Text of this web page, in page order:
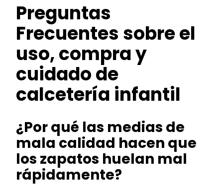
Preguntas
Frecuentes sobre el
uso, compra y
cuidado de
calcetería infantil
¿Por qué las medias de
mala calidad hacen que
los zapatos huelan mal
rápidamente?